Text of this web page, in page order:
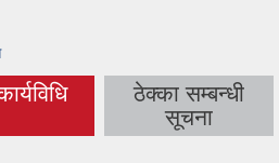
ठेक्का सम्बन्धी
सूचना